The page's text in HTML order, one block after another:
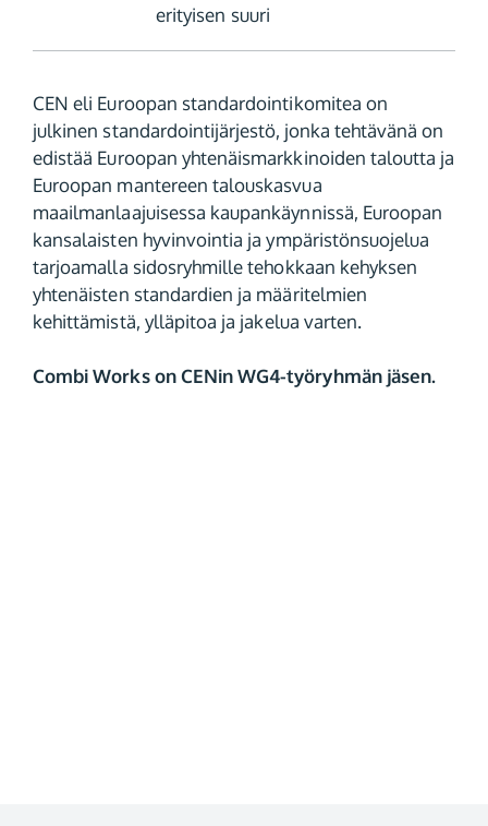
erityisen suuri
CEN eli Euroopan standardointikomitea on
julkinen standardointijärjestö, jonka tehtävänä on
edistää Euroopan yhtenäismarkkinoiden taloutta ja
Euroopan mantereen talouskasvua
maailmanlaajuisessa kaupankäynnissä, Euroopan
kansalaisten hyvinvointia ja ympäristönsuojelua
tarjoamalla sidosryhmille tehokkaan kehyksen
yhtenäisten standardien ja määritelmien
kehittämistä, ylläpitoa ja jakelua varten.
Combi Works on CENin WG4-työryhmän jäsen.